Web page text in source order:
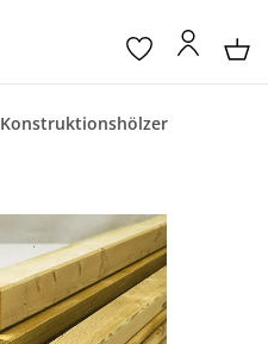
Konstruktionshölzer